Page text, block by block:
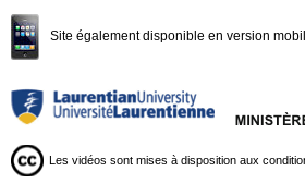
Site également disponible en version
Les vidéos sont mises à disposition aux